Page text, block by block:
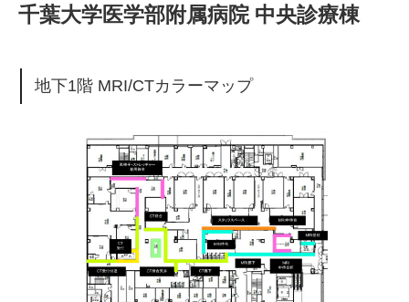
千葉大学医学部附属病院 中央診療棟
地下1階 MRI/CTカラーマップ